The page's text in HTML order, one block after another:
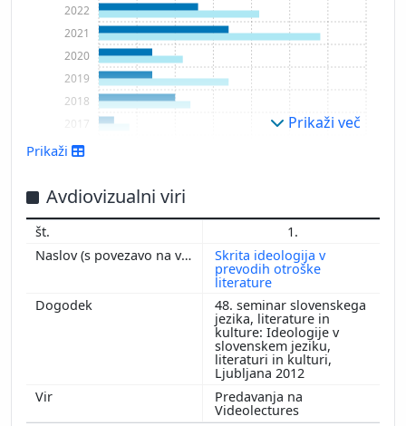
2008
2011
2013
2014
2016
2017
2018
2019
2020
2021
2022
Prikaži več
Prikaži
Avdiovizualni viri
1.
Skrita ideologija v
prevodih otroške
literature
48. seminar slovenskega
jezika, literature in
kulture: Ideologije v
slovenskem jeziku,
literaturi in kulturi,
Ljubljana 2012
Predavanja na
Videolectures